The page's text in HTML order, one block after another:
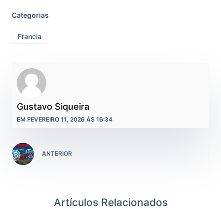
Categorias
Francia
Gustavo Siqueira
EM FEVEREIRO 11, 2026 ÀS 16:34
ANTERIOR
Artículos Relacionados